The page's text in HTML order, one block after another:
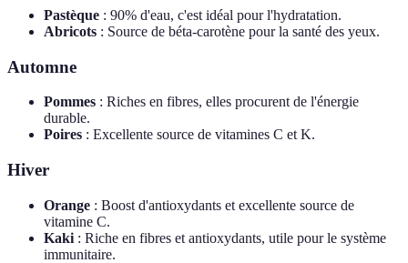
Pastèque : 90% d'eau, c'est idéal pour l'hydratation.
Abricots : Source de béta-carotène pour la santé des yeux.
Automne
Pommes : Riches en fibres, elles procurent de l'énergie
durable.
Poires : Excellente source de vitamines C et K.
Hiver
Orange : Boost d'antioxydants et excellente source de
vitamine C.
Kaki : Riche en fibres et antioxydants, utile pour le système
immunitaire.